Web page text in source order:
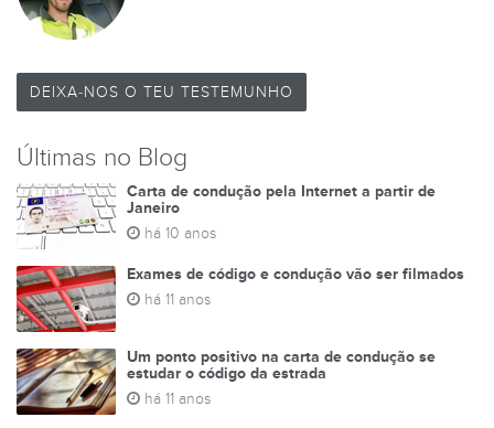
DEIXA-NOS O TEU TESTEMUNHO
Últimas no Blog
Carta de condução pela Internet a partir de
Janeiro
há 10 anos
Exames de código e condução vão ser filmados
há 11 anos
Um ponto positivo na carta de condução se
estudar o código da estrada
há 11 anos